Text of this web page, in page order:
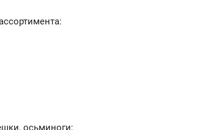
осьминоги;